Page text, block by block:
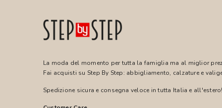
La moda del momento per tutta la famiglia ma al miglior
Fai acquisti su Step By Step: abbigliamento, calzature e
Spedizione sicura e consegna veloce in tutta Italia e all'estero!